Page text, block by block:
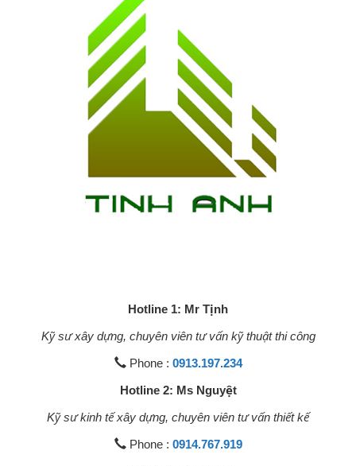
Hotline 1: Mr Tịnh
Kỹ sư xây dựng, chuyên viên tư vấn kỹ thuật thi công
Phone : 0913.197.234
Hotline 2: Ms Nguyệt
Kỹ sư kinh tế xây dựng, chuyên viên tư vấn thiết kế
Phone : 0914.767.919